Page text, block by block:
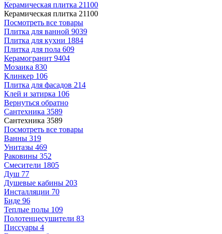
Керамическая плитка 21100
Керамическая плитка 21100
Посмотреть все товары
Плитка для ванной 9039
Плитка для кухни 1884
Плитка для пола 609
Керамогранит 9404
Мозаика 830
Клинкер 106
Плитка для фасадов 214
Клей и затирка 106
Вернуться обратно
Сантехника 3589
Сантехника 3589
Посмотреть все товары
Ванны 319
Унитазы 469
Раковины 352
Смесители 1805
Душ 77
Душевые кабины 203
Инсталляции 70
Биде 96
Теплые полы 109
Полотенцесушители 83
Писсуары 4